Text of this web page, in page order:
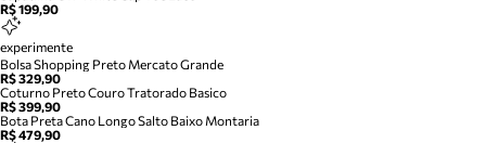
R$ 199,90
experimente
Bolsa Shopping Preto Mercato Grande
R$ 329,90
Coturno Preto Couro Tratorado Basico
R$ 399,90
Bota Preta Cano Longo Salto Baixo Montaria
R$ 479,90